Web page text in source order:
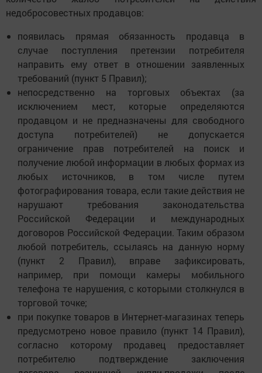
недобросовестных продавцов:
появилась прямая обязанность продавца в
случае поступления претензии потребителя
направить ему ответ в отношении заявленных
требований (пункт 5 Правил);
непосредственно на торговых объектах (за
исключением мест, которые определяются
продавцом и не предназначены для свободного
доступа потребителей) не допускается
ограничение прав потребителей на поиск и
получение любой информации в любых формах из
любых источников, в том числе путем
фотографирования товара, если такие действия не
нарушают требования законодательства
Российской Федерации и международных
договоров Российской Федерации. Таким образом
любой потребитель, ссылаясь на данную норму
(пункт 2 Правил), вправе зафиксировать,
например, при помощи камеры мобильного
телефона те нарушения, с которыми столкнулся в
торговой точке;
при покупке товаров в Интернет-магазинах теперь
предусмотрено новое правило (пункт 14 Правил),
согласно которому продавец предоставляет
потребителю подтверждение заключения